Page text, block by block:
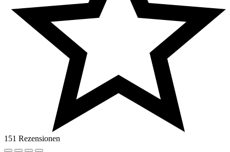
151 Rezensionen